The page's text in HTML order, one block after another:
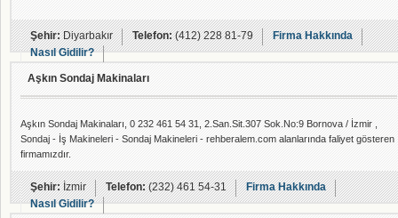
Şehir:Diyarbakır Telefon:(412) 228 81-79
Firma Hakkında
Nasıl Gidilir?
Aşkın Sondaj Makinaları
Aşkın Sondaj Makinaları, 0 232 461 54 31, 2.San.Sit.307 Sok.No:9 Bornova / İzmir ,
Sondaj - İş Makineleri - Sondaj Makineleri - rehberalem.com alanlarında faliyet gösteren
firmamızdır.
Şehir:İzmir Telefon:(232) 461 54-31
Firma Hakkında
Nasıl Gidilir?